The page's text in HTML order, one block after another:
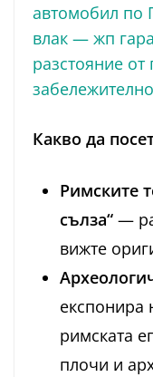
автомобил по
влак — жп
разстояние от
Какво да
Римските
сълза“ —
вижте
експонира
римската
плочи и